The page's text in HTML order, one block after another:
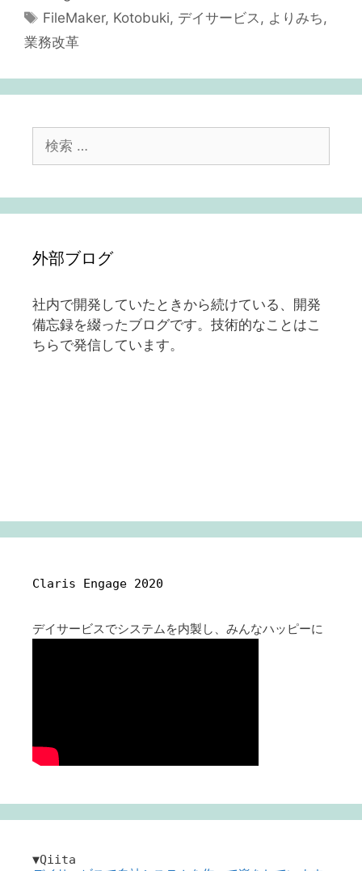
テ
リ
タ
グ
FileMaker, Kotobuki, デイサービス , よりみち ,
業務改革
索:
外部ブログ
社内で開発していたときから続けている、開発
備忘録を綴ったブログです。技術的なことはこ
ちらで発信しています。
Claris Engage 2020
デイサービスでシステムを内製し、みんなハッピーに
▼Qiita